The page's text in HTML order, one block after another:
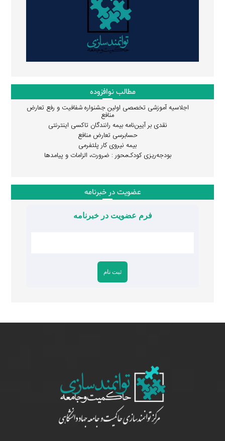
مطالب نوافزوده
اجلاسیه آموزشی تخصصی اولین جشنواره شفافیت و رفع تعارض
منافع
نقدی بر آیین‌نامه بیمه رانندگان تاکسی اینترنتی
حسابرسی تعارض منافع
بیمه نیروی کار پلتفرمی
بودجه‌ریزی کودک‌محور : ضرورت، الزامات و پیامدها
عضویت در خبرنامه
فرم عضویت در خبرنامه